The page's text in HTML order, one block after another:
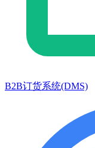
B2B订货系统(DMS)